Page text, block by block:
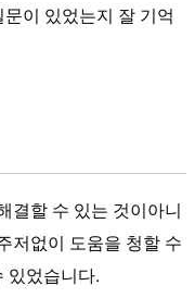
이 있었는지 잘 기억
결할 수 있는 것이아니
저없이 도움을 청할 수
있었습니다.